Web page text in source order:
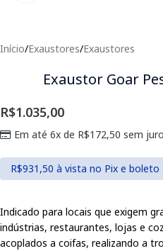
Início/Exaustores/Exaustores
Exaustor Goar
R$1.035,00
Em até 6x de R$172,50 sem
R$931,50 à vista no Pix e boleto
Indicado para locais que exigem
indústrias, restaurantes, lojas e
acoplados a coifas, realizando a